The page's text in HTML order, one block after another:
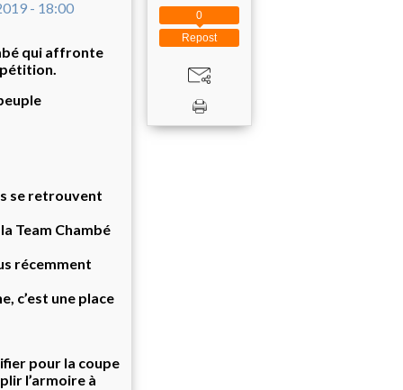
qui affronte
se retrouvent
Team Chambé
récemment
c’est une place
pour la coupe
l’armoire à
Repost
0